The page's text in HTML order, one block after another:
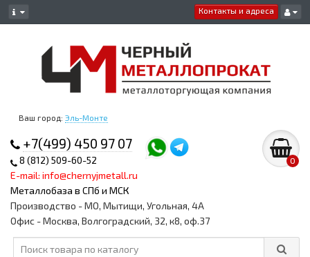
Контакты и адреса
Ваш город: Эль-Монте
+7(499) 450 97 07
8 (812) 509-60-52
E-mail: info@chernyjmetall.ru
Металлобаза в СПб и МСК
0
Производство - МО, Мытищи, Угольная, 4А
Офис - Москва, Волгоградский, 32, к8, оф.37